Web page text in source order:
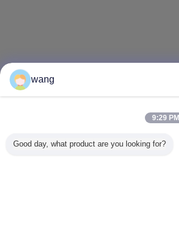
wang
9:29 PM
Good day, what product are you looking for?